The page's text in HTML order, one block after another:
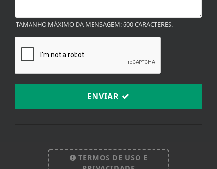
ENVIAR
PRIVACIDADE
Termos de Uso e Privacidade